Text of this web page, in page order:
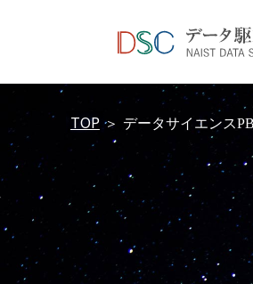
TOP ＞ データサイエンス